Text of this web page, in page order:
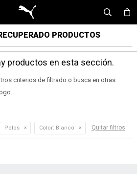
PRODUCTOS
productos en esta sección.
criterios de filtrado o busca en otras
Polos Color: Blanco Quitar filtros